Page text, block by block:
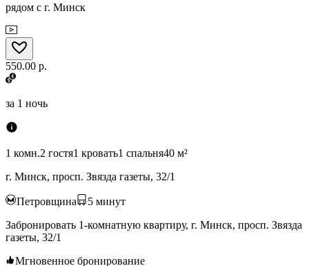
рядом с г. Минск
550.00 р.
за 1 ночь
1 комн.2 гостя1 кровать1 спальня40 м²
г. Минск, просп. Звязда газеты, 32/1
Петровщина 5 минут
Забронировать 1-комнатную квартиру, г. Минск, просп. Звязда
газеты, 32/1
Мгновенное бронирование